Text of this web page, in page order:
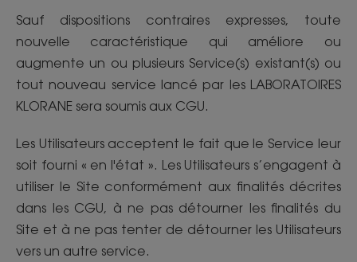
Sauf dispositions contraires expresses, toute
nouvelle caractéristique qui améliore ou
augmente un ou plusieurs Service(s) existant(s) ou
tout nouveau service lancé par les LABORATOIRES
KLORANE sera soumis aux CGU.
Les Utilisateurs acceptent le fait que le Service leur
soit fourni « en l'état ». Les Utilisateurs s’engagent à
utiliser le Site conformément aux finalités décrites
dans les CGU, à ne pas détourner les finalités du
Site et à ne pas tenter de détourner les Utilisateurs
vers un autre service.